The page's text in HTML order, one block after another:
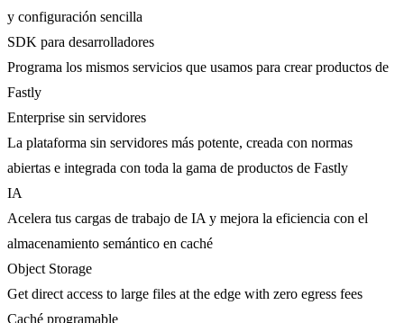
y configuración sencilla
SDK para desarrolladores
Programa los mismos servicios que usamos para crear productos de
Fastly
Enterprise sin servidores
La plataforma sin servidores más potente, creada con normas
abiertas e integrada con toda la gama de productos de Fastly
IA
Acelera tus cargas de trabajo de IA y mejora la eficiencia con el
almacenamiento semántico en caché
Object Storage
Get direct access to large files at the edge with zero egress fees
Caché programable